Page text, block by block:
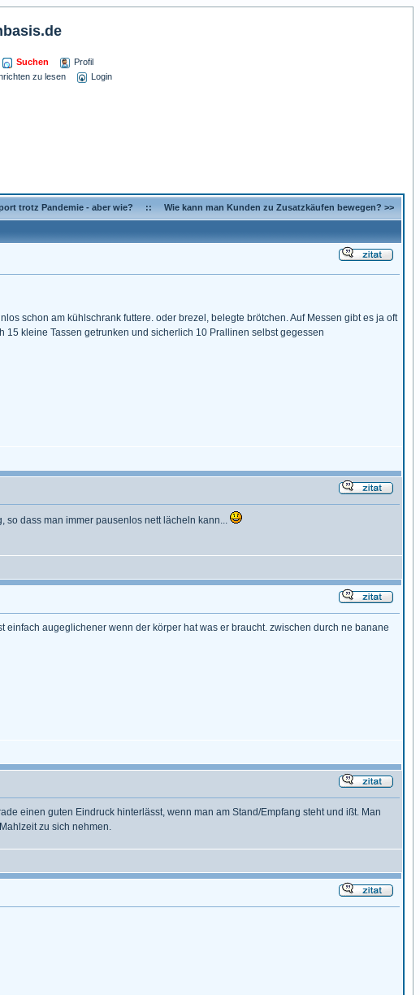
Suchen
Profil
zu lesen
Login
trotz Pandemie - aber wie? :: Wie kann man Kunden zu Zusatzkäufen bewegen? >>
schon am kühlschrank futtere. oder brezel, belegte brötchen. Auf Messen gibt es ja oft
kleine Tassen getrunken und sicherlich 10 Prallinen selbst gegessen
so dass man immer pausenlos nett lächeln kann...
augeglichener wenn der körper hat was er braucht. zwischen durch ne banane
einen guten Eindruck hinterlässt, wenn man am Stand/Empfang steht und ißt. Man
zu sich nehmen.